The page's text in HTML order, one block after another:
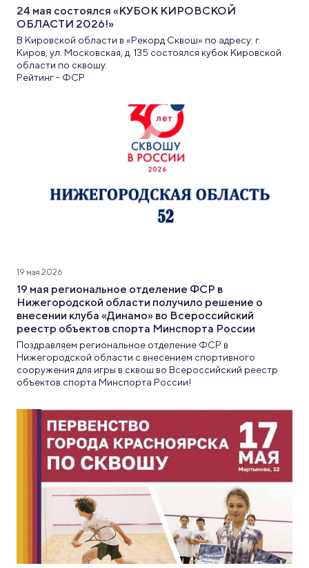
24 мая состоялся «КУБОК КИРОВСКОЙ
ОБЛАСТИ 2026!»
В Кировской области в «Рекорд Сквош» по адресу: г.
Киров, ул. Московская, д. 135 состоялся кубок Кировской
области по сквошу.
Рейтинг - ФСР
19 мая 2026
19 мая региональное отделение ФСР в
Нижегородской области получило решение о
внесении клуба «Динамо» во Всероссийский
реестр объектов спорта Минспорта России
Поздравляем региональное отделение ФСР в
Нижегородской области с внесением спортивного
сооружения для игры в сквош во Всероссийский реестр
объектов спорта Минспорта России!